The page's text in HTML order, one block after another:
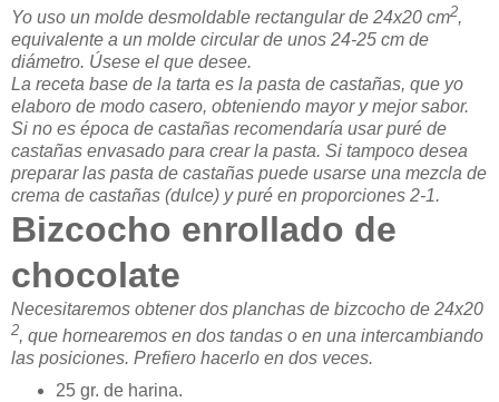
Yo uso un molde desmoldable rectangular de 24x20 cm2,
equivalente a un molde circular de unos 24-25 cm de
diámetro. Úsese el que desee.
La receta base de la tarta es la pasta de castañas, que yo
elaboro de modo casero, obteniendo mayor y mejor sabor.
Si no es época de castañas recomendaría usar puré de
castañas envasado para crear la pasta. Si tampoco desea
preparar las pasta de castañas puede usarse una mezcla de
crema de castañas (dulce) y puré en proporciones 2-1.
Bizcocho enrollado de
chocolate
Necesitaremos obtener dos planchas de bizcocho de 24x20
2, que hornearemos en dos tandas o en una intercambiando
las posiciones. Prefiero hacerlo en dos veces.
25 gr. de harina.